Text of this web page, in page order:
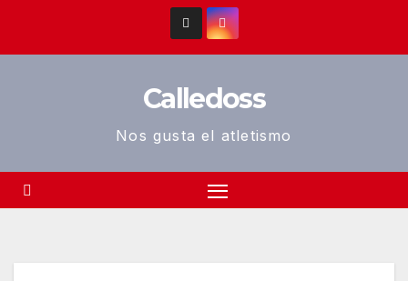
Calledoss
Nos gusta el atletismo